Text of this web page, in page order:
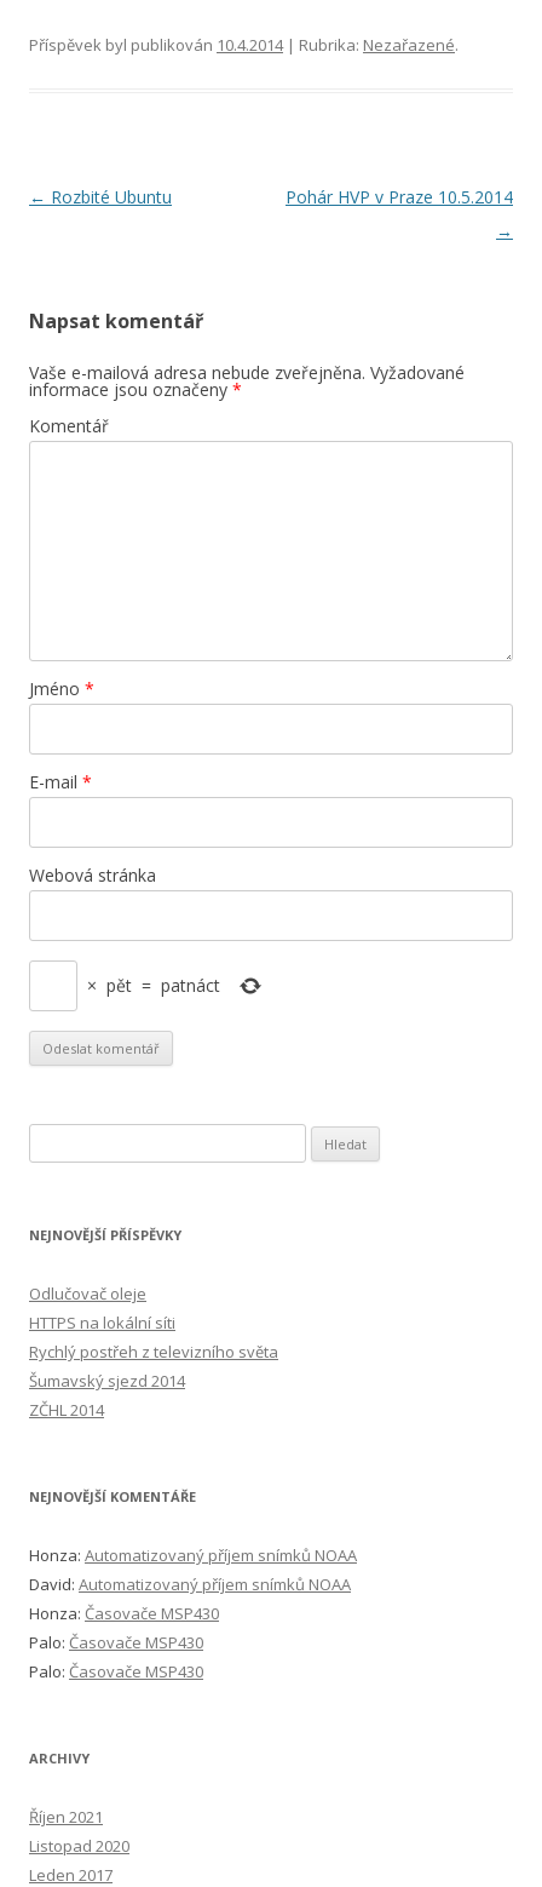
Příspěvek byl publikován 10.4.2014| Rubrika: Nezařazené.
Navigace
← Rozbité Ubuntu
Pohár HVP v Praze 10.5.2014
→
Napsat komentář
Vaše e-mailová adresa nebude zveřejněna. Vyžadované
informace jsou označeny *
Komentář
Jméno *
E-mail *
Webová stránka
× pět = patnáct
NEJNOVĚJŠÍ PŘÍSPĚVKY
Odlučovač oleje
HTTPS na lokální síti
Rychlý postřeh z televizního světa
Šumavský sjezd 2014
ZČHL 2014
NEJNOVĚJŠÍ KOMENTÁŘE
Honza: Automatizovaný příjem snímků NOAA
David: Automatizovaný příjem snímků NOAA
Honza: Časovače MSP430
Palo: Časovače MSP430
Palo: Časovače MSP430
ARCHIVY
Říjen 2021
Listopad 2020
Leden 2017